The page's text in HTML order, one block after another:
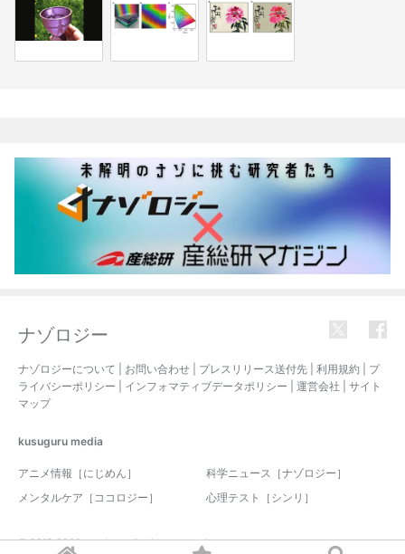
ナゾロジー
ナゾロジーについて お問い合わせ プレスリリース送付先 利用規約
プ
ライバシーポリシー
インフォマティブデータポリシー 運営会社
サイト
マップ
kusuguru media
アニメ情報［にじめん］
科学ニュース［ナゾロジー］
メンタルケア［ココロジー］
心理テスト［シンリ］
© 2017-2026 nazology. all rights reserved.